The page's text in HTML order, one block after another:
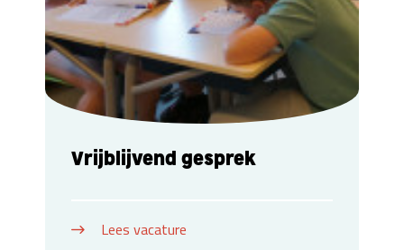
Vrijblijvend gesprek
Lees vacature